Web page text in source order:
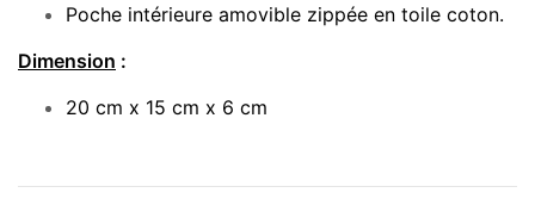
Poche intérieure amovible zippée en toile coton.
Dimension :
20 cm x 15 cm x 6 cm